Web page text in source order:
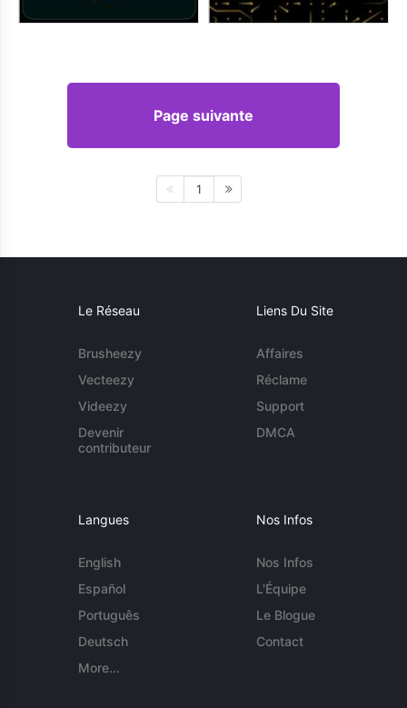
Page suivante
1
Le Réseau
Brusheezy
Vecteezy
Videezy
Devenir
contributeur
Liens Du Site
Affaires
Réclame
Support
DMCA
Langues
English
Español
Português
Deutsch
More...
Nos Infos
Nos Infos
L'Équipe
Le Blogue
Contact